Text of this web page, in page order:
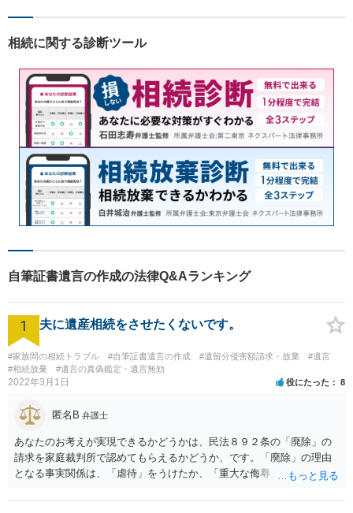
ださい。【熊本市中心部】地
弁護士です。
相続に関する診断ツール
自筆証書遺言の作成の法律Q&Aランキング
1 夫に遺産相続をさせたくないです。
#家族間の相続トラブル #自筆証書遺言の作成 #遺留分侵害額請求・放棄
#遺言
#相続放棄
#遺言の真偽鑑定・遺言無効
2022年3月1日 役にたった 8
匿名B 弁護士
あなたのお考えが実現できるかどうかは、民法８９２条の「廃除」の
請求を家庭裁判所で認めてもらえるかどうか、です。「廃除」の理由
となる事実関係は、「虐待」をうけたか、「重大な侮辱」を受けた
「廃除」は遺言でも可能です（民法８９３条）。 弁護士に具体的な事